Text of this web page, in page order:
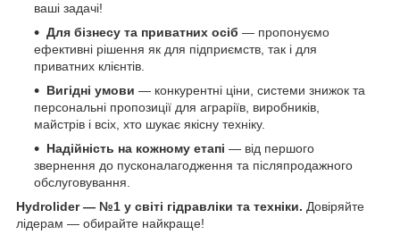
ваші задачі!
Для бізнесу та приватних осіб — пропонуємо
ефективні рішення як для підприємств, так і для
приватних клієнтів.
Вигідні умови — конкурентні ціни, системи знижок та
персональні пропозиції для аграріїв, виробників,
майстрів і всіх, хто шукає якісну техніку.
Надійність на кожному етапі — від першого
звернення до пусконалагодження та післяпродажного
обслуговування.
Hydrolider — №1 у світі гідравліки та техніки. Довіряйте
лідерам — обирайте найкраще!